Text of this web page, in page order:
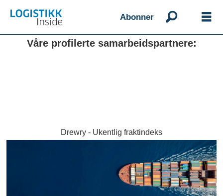
Abonner
Våre profilerte samarbeidspartnere:
Drewry - Ukentlig fraktindeks